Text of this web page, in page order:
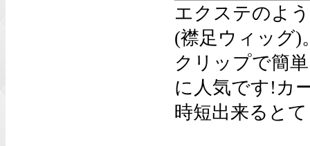
エクステのよ
(襟足ウィッグ)
クリップで簡
に人気です!カ
時短出来ると